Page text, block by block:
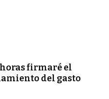
firmaré el
del gasto